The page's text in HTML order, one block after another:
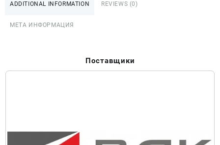
ADDITIONAL INFORMATION REVIEWS (0)
МЕТА ИНФОРМАЦИЯ
Поставщики